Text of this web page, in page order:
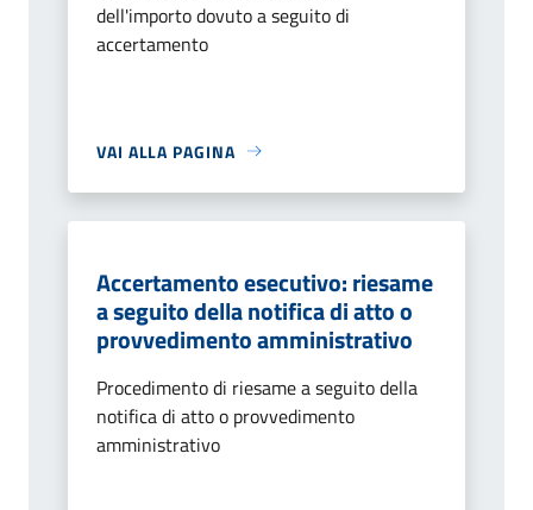
dell'importo dovuto a seguito di
accertamento
VAI ALLA PAGINA
Accertamento esecutivo: riesame
a seguito della notifica di atto o
provvedimento amministrativo
Procedimento di riesame a seguito della
notifica di atto o provvedimento
amministrativo